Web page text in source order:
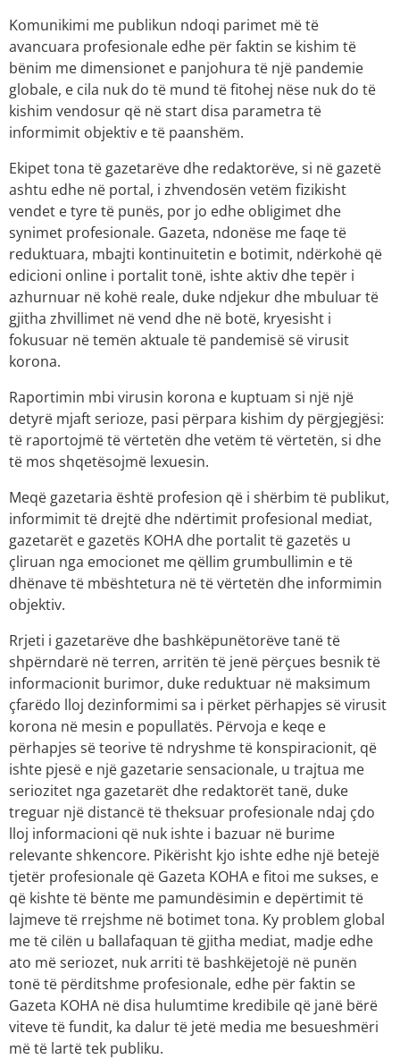
Komunikimi me publikun ndoqi parimet më të
avancuara profesionale edhe për faktin se kishim të
bënim me dimensionet e panjohura të një pandemie
globale, e cila nuk do të mund të fitohej nëse nuk do të
kishim vendosur që në start disa parametra të
informimit objektiv e të paanshëm.
Ekipet tona të gazetarëve dhe redaktorëve, si në gazetë
ashtu edhe në portal, i zhvendosën vetëm fizikisht
vendet e tyre të punës, por jo edhe obligimet dhe
synimet profesionale. Gazeta, ndonëse me faqe të
reduktuara, mbajti kontinuitetin e botimit, ndërkohë që
edicioni online i portalit tonë, ishte aktiv dhe tepër i
azhurnuar në kohë reale, duke ndjekur dhe mbuluar të
gjitha zhvillimet në vend dhe në botë, kryesisht i
fokusuar në temën aktuale të pandemisë së virusit
korona.
Raportimin mbi virusin korona e kuptuam si një një
detyrë mjaft serioze, pasi përpara kishim dy përgjegjësi:
të raportojmë të vërtetën dhe vetëm të vërtetën, si dhe
të mos shqetësojmë lexuesin.
Meqë gazetaria është profesion që i shërbim të publikut,
informimit të drejtë dhe ndërtimit profesional mediat,
gazetarët e gazetës KOHA dhe portalit të gazetës u
çliruan nga emocionet me qëllim grumbullimin e të
dhënave të mbështetura në të vërtetën dhe informimin
objektiv.
Rrjeti i gazetarëve dhe bashkëpunëtorëve tanë të
shpërndarë në terren, arritën të jenë përçues besnik të
informacionit burimor, duke reduktuar në maksimum
çfarëdo lloj dezinformimi sa i përket përhapjes së virusit
korona në mesin e popullatës. Përvoja e keqe e
përhapjes së teorive të ndryshme të konspiracionit, që
ishte pjesë e një gazetarie sensacionale, u trajtua me
seriozitet nga gazetarët dhe redaktorët tanë, duke
treguar një distancë të theksuar profesionale ndaj çdo
lloj informacioni që nuk ishte i bazuar në burime
relevante shkencore. Pikërisht kjo ishte edhe një betejë
tjetër profesionale që Gazeta KOHA e fitoi me sukses, e
që kishte të bënte me pamundësimin e depërtimit të
lajmeve të rrejshme në botimet tona. Ky problem global
me të cilën u ballafaquan të gjitha mediat, madje edhe
ato më seriozet, nuk arriti të bashkëjetojë në punën
tonë të përditshme profesionale, edhe për faktin se
Gazeta KOHA në disa hulumtime kredibile që janë bërë
viteve të fundit, ka dalur të jetë media me besueshmëri
më të lartë tek publiku.